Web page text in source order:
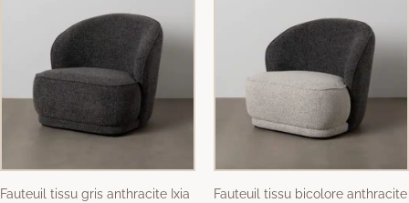
Fauteuil tissu gris anthracite Ixia
Fauteuil tissu bicolore anthracite